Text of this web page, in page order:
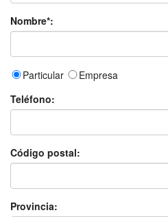
Nombre*:
Particular
Empresa
Teléfono:
Código postal:
Provincia: